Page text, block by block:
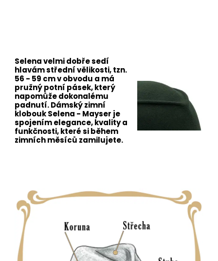
Selena velmi dobře sedí
hlavám střední vělikosti, tzn.
56 - 59 cm v obvodu a má
pružný potní pásek, který
napomůže dokonalému
padnutí. Dámský zimní
klobouk Selena - Mayser je
spojením elegance, kvality a
funkčnosti, které si během
zimních měsíců zamilujete.